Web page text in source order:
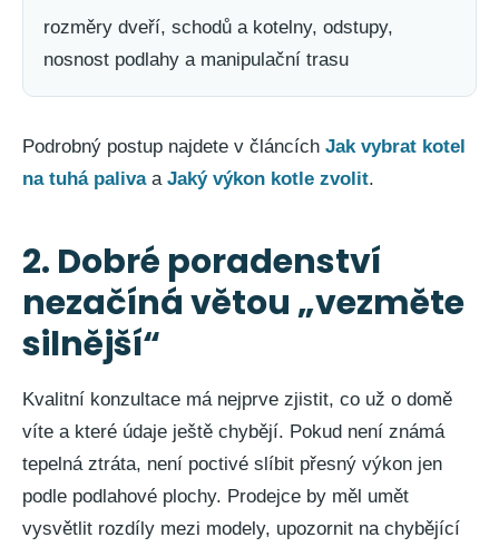
rozměry dveří, schodů a kotelny, odstupy,
nosnost podlahy a manipulační trasu
Podrobný postup najdete v článcích Jak vybrat kotel
na tuhá palivaa Jaký výkon kotle zvolit.
2. Dobré poradenství
nezačíná větou „vezměte
silnější“
Kvalitní konzultace má nejprve zjistit, co už o domě
víte a které údaje ještě chybějí. Pokud není známá
tepelná ztráta, není poctivé slíbit přesný výkon jen
podle podlahové plochy. Prodejce by měl umět
vysvětlit rozdíly mezi modely, upozornit na chybějící